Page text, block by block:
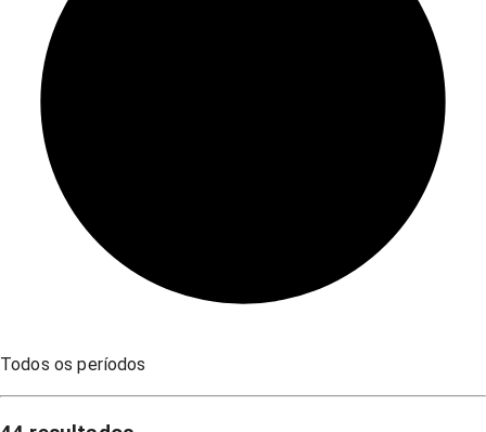
Todos os períodos